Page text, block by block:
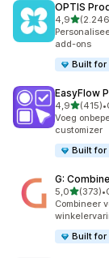
OPTIS
4,9van 5
2246
add-ons
Built for
EasyFlow
4,9van 5
(415)
415 •
Voeg
customizer
Built for
G:
5,0van 5
(373)
373 •
Combineer
Built for